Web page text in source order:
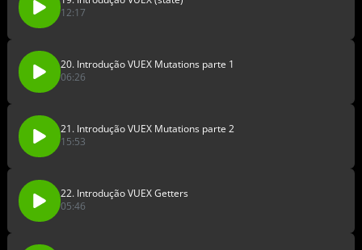
12:17
20. Introdução VUEX Mutations parte 1
06:26
21. Introdução VUEX Mutations parte 2
15:53
22. Introdução VUEX Getters
05:46